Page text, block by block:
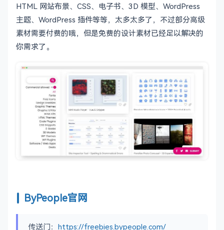
HTML 网站布景、CSS、电子书、3D 模型、WordPress
主题、WordPress 插件等等，太多太多了，不过部分高级
素材需要付费的哦，但是免费的设计素材已经足以解决的
你需求了。
ByPeople官网
传送门： https://freebies.bypeople.com/